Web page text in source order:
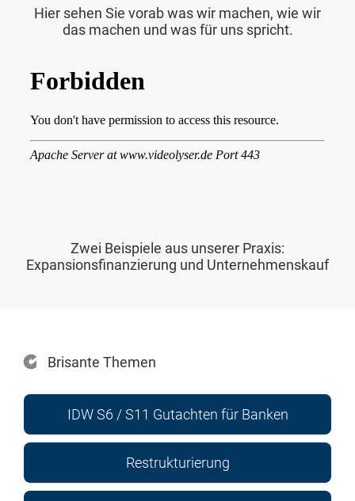
Hier sehen Sie vorab was wir machen, wie wir
das machen und was für uns spricht.
Zwei Beispiele aus unserer Praxis:
Expansionsfinanzierung und Unternehmenskauf
Brisante Themen
IDW S6 / S11 Gutachten für Banken
Restrukturierung